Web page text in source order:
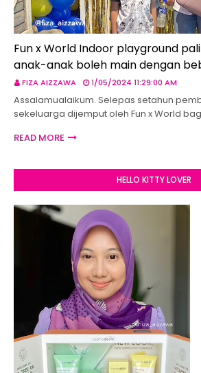
Fun x World Indoor playground
anak-anak boleh main dengan
FIZA AIZZAWA 1/05/2024 11:29:00 AM
Assalamualaikum. Selepas setahun
sekeluarga dijemput oleh Fun x World
READ MORE
HELLO KITTY LOVER